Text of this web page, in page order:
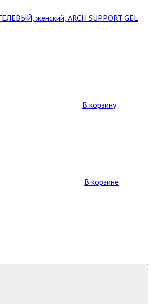
женский, ARCH SUPPORT GEL
В корзину
В корзине